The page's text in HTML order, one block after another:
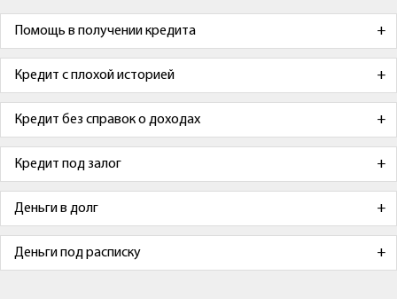
Помощь в получении кредита
Кредит с плохой историей
Кредит без справок о доходах
Кредит под залог
Деньги в долг
Деньги под расписку